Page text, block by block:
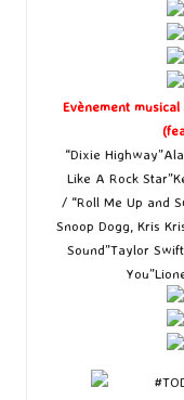
Evènement
“Dixie
Like A Rock
/ “Roll Me Up and
Snoop Dogg, Kris
Sound”Taylor